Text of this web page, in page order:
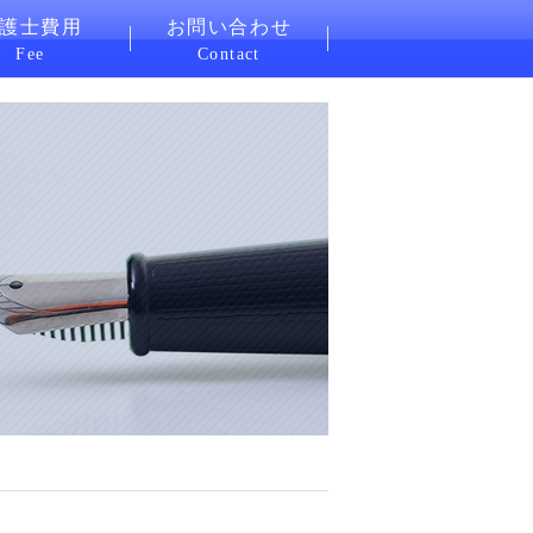
士費用
Fee
お問い合わせ
Contact